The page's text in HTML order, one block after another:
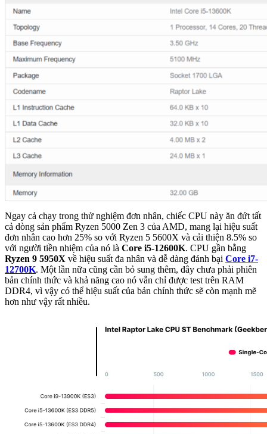
Ngay cả chạy trong thử nghiệm đơn nhân, chiếc CPU này ăn đứt tất
cả dòng sản phẩm Ryzen 5000 Zen 3 của AMD, mang lại hiệu suất
đơn nhân cao hơn 25% so với Ryzen 5 5600X và cải thiện 8.5% so
với người tiền nhiệm của nó là Core i5-12600K. CPU gần bằng
Ryzen 9 5950X về hiệu suất đa nhân và dễ dàng đánh bại Core i7-
12700K. Một lần nữa cũng cần bỏ sung thêm, đây chưa phải phiên
bản chính thức và khả năng cao nó vẫn chỉ được test trên RAM
DDR4, vì vậy có thể hiệu suất của bản chính thức sẽ còn mạnh mẽ
hơn như vậy rất nhiều.